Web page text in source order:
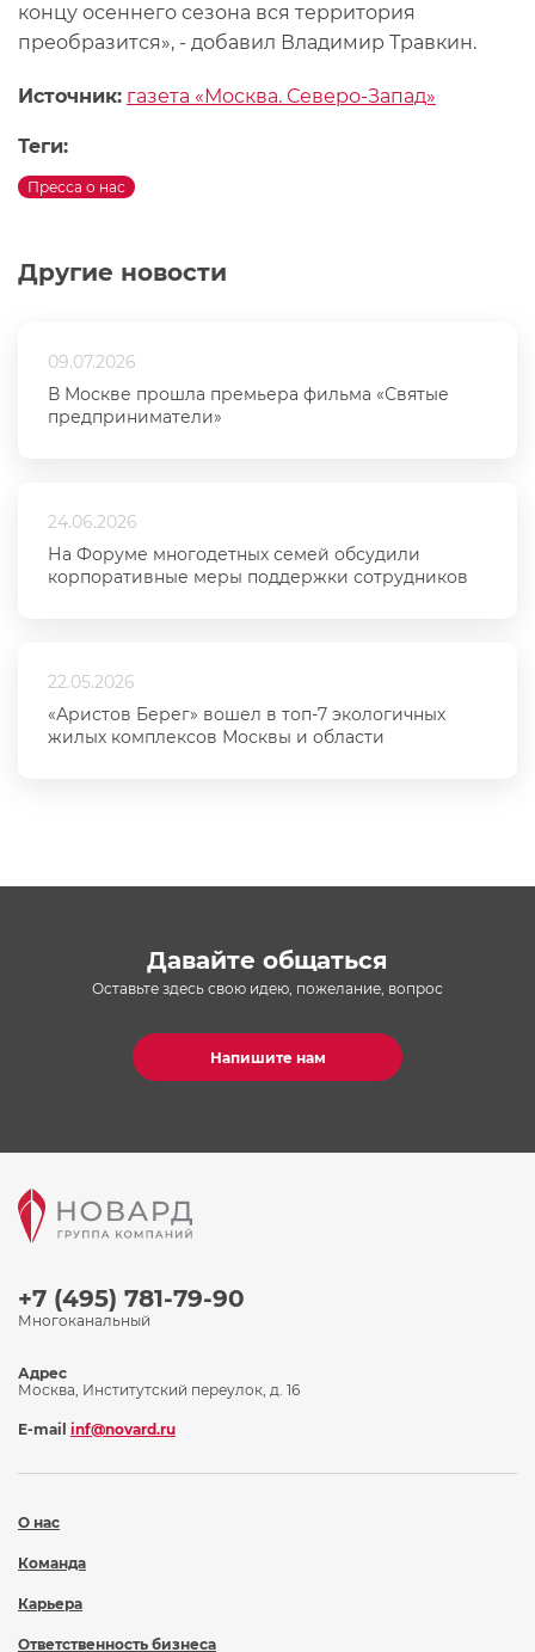
Другие новости
09.07.2026
В Москве прошла премьера фильма «Святые
предприниматели»
24.06.2026
На Форуме многодетных семей обсудили
корпоративные меры поддержки сотрудников
22.05.2026
«Аристов Берег» вошел в топ-7 экологичных
жилых комплексов Москвы и области
концу осеннего сезона вся территория
преобразится», - добавил Владимир Травкин.
Источник: газета «Москва. Северо-Запад»
Теги:
Пресса о нас
Давайте общаться
Оставьте здесь свою идею, пожелание, вопрос
Напишите нам
+7 (495) 781-79-90
Многоканальный
О нас
Команда
Карьера
Ответственность бизнеса
Адрес
Москва, Институтский переулок, д. 16
E-mail inf@novard.ru